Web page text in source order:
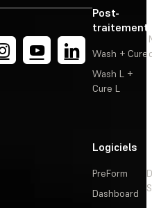
Post-
traitement
Wash + Cure
Wash L +
Cure L
Logiciels
PreForm
Dashboard